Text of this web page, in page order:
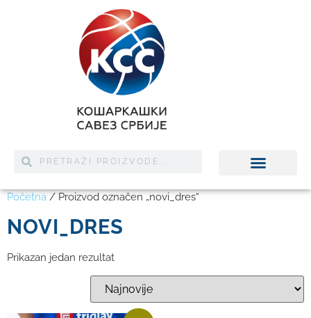
Početna/ Proizvod označen „novi_dres“
NOVI_DRES
Prikazan jedan rezultat